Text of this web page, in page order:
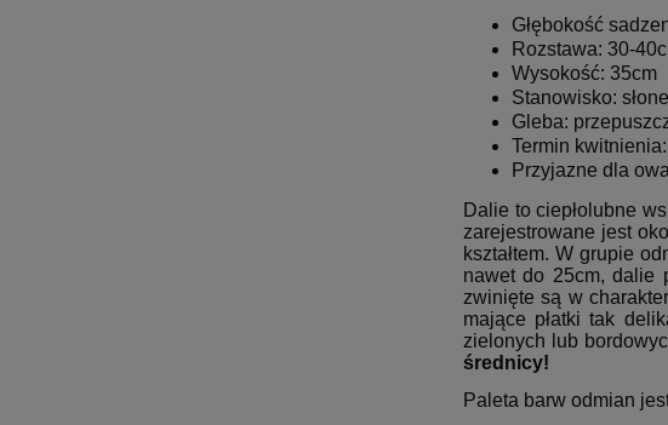
Głębokość
Rozstawa: 30-
Wysokość: 35cm
Stanowisko:
Gleba:
Termin
Przyjazne dla
Dalie to ciepłolubne
zarejestrowane jest
kształtem. W grupie
nawet do 25cm, dalie
zwinięte są w
mające płatki tak
zielonych lub
średnicy!
Paleta barw odmian